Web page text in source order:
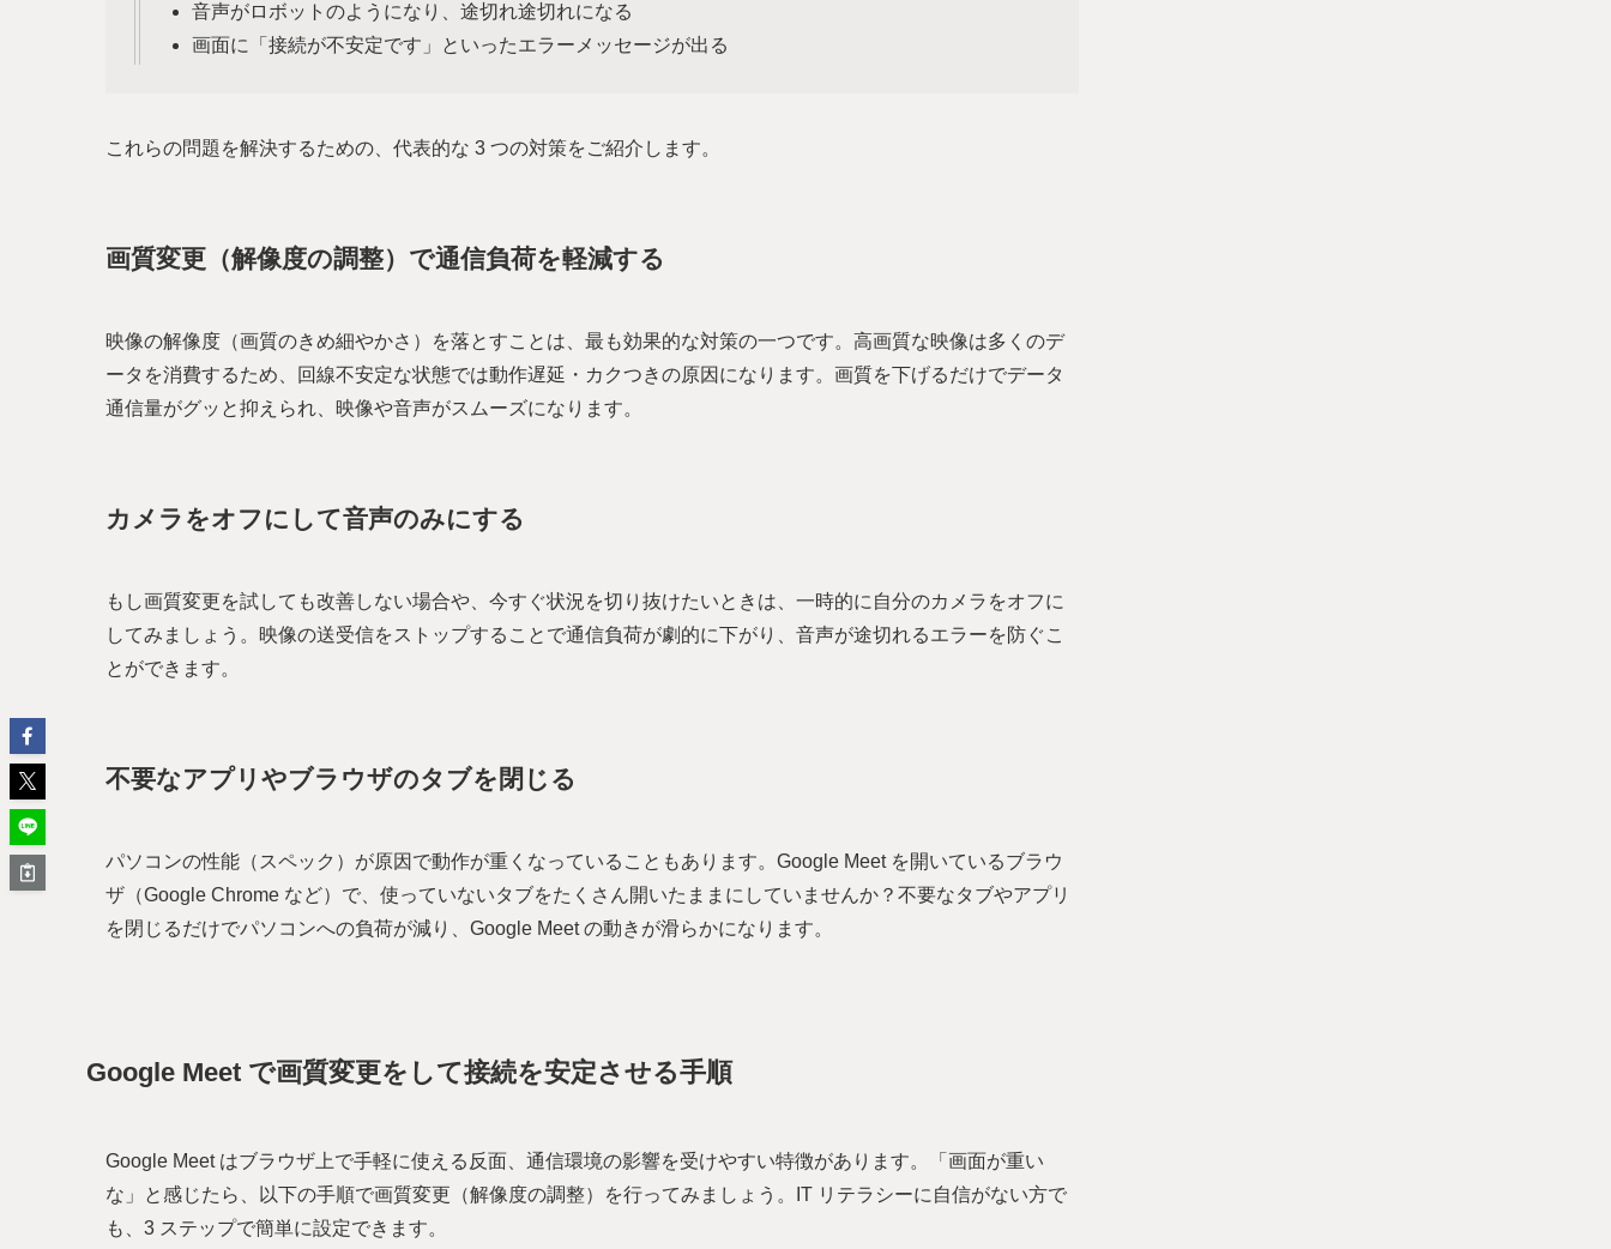
音声がロボットのようになり、途切れ途切れになる
画面に「接続が不安定です」といったエラーメッセージが出る
これらの問題を解決するための、代表的な 3 つの対策をご紹介します。
画質変更（解像度の調整）で通信負荷を軽減する
映像の解像度（画質のきめ細やかさ）を落とすことは、最も効果的な対策の一つです。高画質な映像は多くのデ
ータを消費するため、回線不安定な状態では動作遅延・カクつきの原因になります。画質を下げるだけでデータ
通信量がグッと抑えられ、映像や音声がスムーズになります。
カメラをオフにして音声のみにする
もし画質変更を試しても改善しない場合や、今すぐ状況を切り抜けたいときは、一時的に自分のカメラをオフに
してみましょう。映像の送受信をストップすることで通信負荷が劇的に下がり、音声が途切れるエラーを防ぐこ
とができます。
不要なアプリやブラウザのタブを閉じる
パソコンの性能（スペック）が原因で動作が重くなっていることもあります。Google Meet を開いているブラウ
ザ（Google Chrome など）で、使っていないタブをたくさん開いたままにしていませんか？不要なタブやアプリ
を閉じるだけでパソコンへの負荷が減り、Google Meet の動きが滑らかになります。
Google Meet で画質変更をして接続を安定させる手順
Google Meet はブラウザ上で手軽に使える反面、通信環境の影響を受けやすい特徴があります。「画面が重い
な」と感じたら、以下の手順で画質変更（解像度の調整）を行ってみましょう。IT リテラシーに自信がない方で
も、3 ステップで簡単に設定できます。